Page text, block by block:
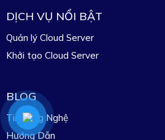
DỊCH VỤ NỔI BẬT
Quản lý Cloud Server
Khởi tạo Cloud Server
BLOG
Tin Công Nghệ
Hướng Dẫn